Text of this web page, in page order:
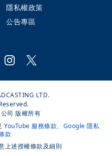
隱私權政策
公告專區
LTD.
司 版權所有
YouTube 服務條款、 Google 隱私
款
上述授權條款及細則